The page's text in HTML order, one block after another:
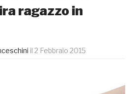
ragazzo in
il 2 Febbraio 2015